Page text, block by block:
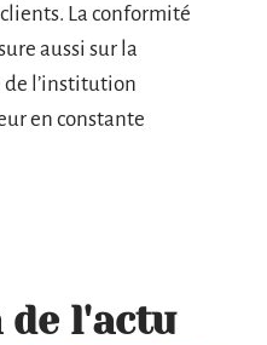
La conformité
aussi sur la
l’institution
en constante
de l'actu